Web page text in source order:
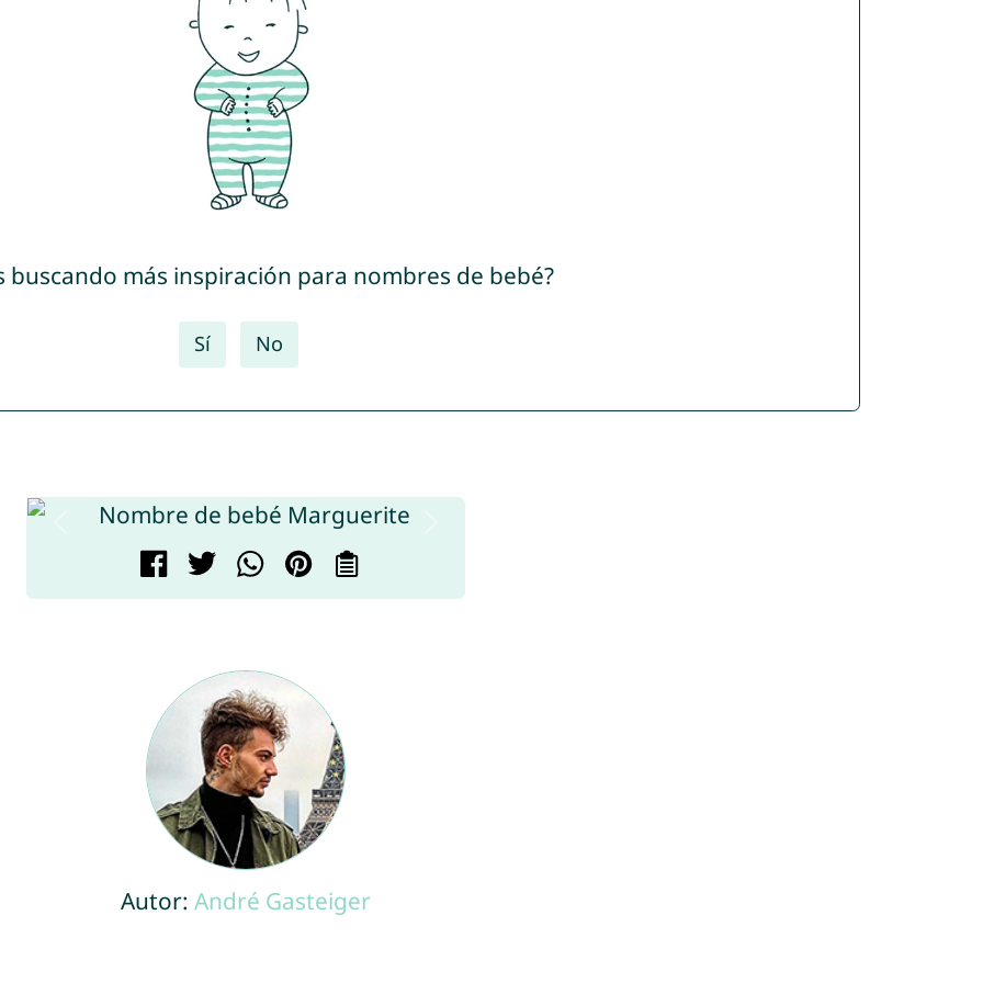
buscando más inspiración para nombres de bebé?
Sí No
Autor: André Gasteiger